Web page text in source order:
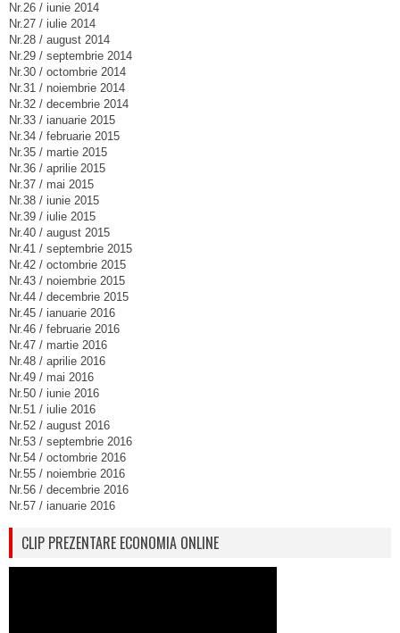
Nr.26 / iunie 2014
Nr.27 / iulie 2014
Nr.28 / august 2014
Nr.29 / septembrie 2014
Nr.30 / octombrie 2014
Nr.31 / noiembrie 2014
Nr.32 / decembrie 2014
Nr.33 / ianuarie 2015
Nr.34 / februarie 2015
Nr.35 / martie 2015
Nr.36 / aprilie 2015
Nr.37 / mai 2015
Nr.38 / iunie 2015
Nr.39 / iulie 2015
Nr.40 / august 2015
Nr.41 / septembrie 2015
Nr.42 / octombrie 2015
Nr.43 / noiembrie 2015
Nr.44 / decembrie 2015
Nr.45 / ianuarie 2016
Nr.46 / februarie 2016
Nr.47 / martie 2016
Nr.48 / aprilie 2016
Nr.49 / mai 2016
Nr.50 / iunie 2016
Nr.51 / iulie 2016
Nr.52 / august 2016
Nr.53 / septembrie 2016
Nr.54 / octombrie 2016
Nr.55 / noiembrie 2016
Nr.56 / decembrie 2016
Nr.57 / ianuarie 2016
CLIP PREZENTARE ECONOMIA ONLINE